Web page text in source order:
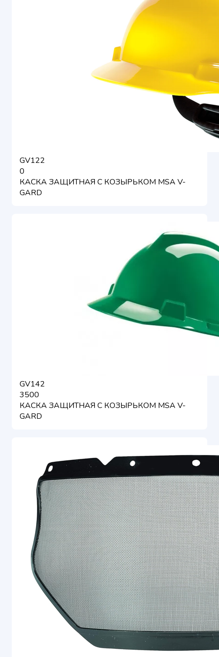
GV122
0
КАСКА ЗАЩИТНАЯ С КОЗЫРЬКОМ MSA V-
GARD
GV142
3500
КАСКА ЗАЩИТНАЯ С КОЗЫРЬКОМ MSA V-
GARD